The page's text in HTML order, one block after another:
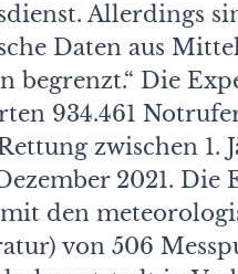
Allerdings
Daten aus
begrenzt.“ Die
934.461
zwischen 1.
2021. Die
den
von 506